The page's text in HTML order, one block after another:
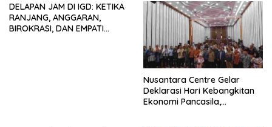
Siapapun
DELAPAN JAM DI IGD: KETIKA
RANJANG, ANGGARAN,
BIROKRASI, DAN EMPATI
Nusantara Centre Gelar
Deklarasi Hari Kebangkitan
Ekonomi Pancasila,